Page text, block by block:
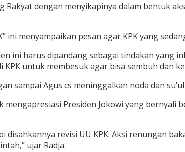
dengan menyikapinya dalam bentuk
ini menyampaikan pesan agar KPK yang
ini harus dipandang sebagai tindakan
untuk membesuk agar bisa sembuh dan
sampai Agus cs meninggalkan noda dan
Presiden Jokowi yang bernyali
revisi UU KPK. Aksi renungan
ujar Radja.